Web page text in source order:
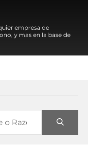
empresa de
y mas en la base de